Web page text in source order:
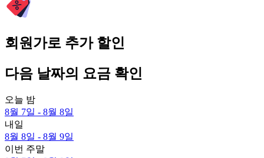
회원가로 추가 할인
다음 날짜의 요금 확인
오늘 밤
8월 7일 - 8월 8일
내일
8월 8일 - 8월 9일
이번 주말